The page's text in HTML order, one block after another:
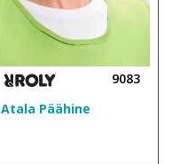
9083
Atala Päähine